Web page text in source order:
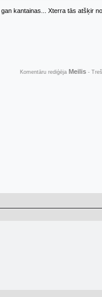
kantainas... Xterra tās atšķir
Komentāru rediģēja Meilis -